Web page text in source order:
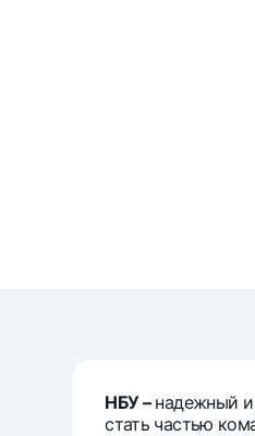
Следите за нами в
НБУ –надежный и
стать частью